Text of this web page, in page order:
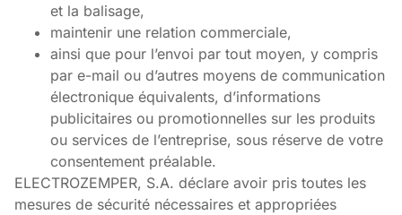
et la balisage,
maintenir une relation commerciale,
ainsi que pour l’envoi par tout moyen, y compris
par e-mail ou d’autres moyens de communication
électronique équivalents, d’informations
publicitaires ou promotionnelles sur les produits
ou services de l’entreprise, sous réserve de votre
consentement préalable.
ELECTROZEMPER, S.A. déclare avoir pris toutes les
mesures de sécurité nécessaires et appropriées